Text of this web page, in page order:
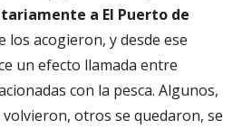
a El Puerto de
los acogieron, y desde ese
un efecto llamada entre
con la pesca. Algunos,
volvieron, otros se quedaron, se